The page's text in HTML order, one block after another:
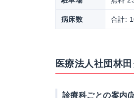
病床数 合計:
医療法人社団林
診療科ごとの案内(